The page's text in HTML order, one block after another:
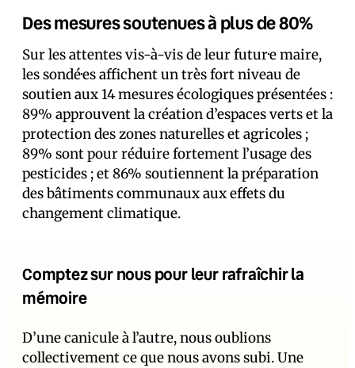
Des mesures soutenues à plus de 80%
Sur les attentes vis-à-vis de leur futur·e maire,
les sondé·es affichent un très fort niveau de
soutien aux 14 mesures écologiques présentées :
89% approuvent la création d’espaces verts et la
protection des zones naturelles et agricoles ;
89% sont pour réduire fortement l’usage des
pesticides ; et 86% soutiennent la préparation
des bâtiments communaux aux effets du
changement climatique.
Comptez sur nous pour leur rafraîchir la
mémoire
D’une canicule à l’autre, nous oublions
collectivement ce que nous avons subi. Une